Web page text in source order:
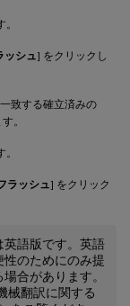
ッシュ ] をクリックし
致する確立済みの
。
ラッシュ ] をクリック
英語版です。英語
性のためにのみ提
合があります。
械翻訳に関する